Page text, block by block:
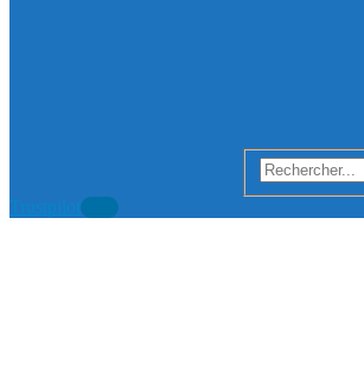
Trustpilot